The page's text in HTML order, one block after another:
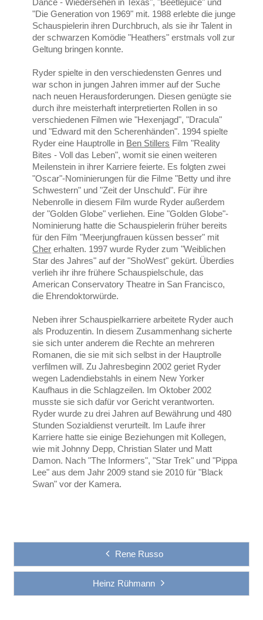
"Die Generation von 1969" mit. 1988 erlebte die junge
Schauspielerin ihren Durchbruch, als sie ihr Talent in
der schwarzen Komödie "Heathers" erstmals voll zur
Geltung bringen konnte.
Ryder spielte in den verschiedensten Genres und
war schon in jungen Jahren immer auf der Suche
nach neuen Herausforderungen. Diesen genügte sie
durch ihre meisterhaft interpretierten Rollen in so
verschiedenen Filmen wie "Hexenjagd", "Dracula"
und "Edward mit den Scherenhänden". 1994 spielte
Ryder eine Hauptrolle in Ben Stillers Film "Reality
Bites - Voll das Leben", womit sie einen weiteren
Meilenstein in ihrer Karriere feierte. Es folgten zwei
"Oscar"-Nominierungen für die Filme "Betty und ihre
Schwestern" und "Zeit der Unschuld". Für ihre
Nebenrolle in diesem Film wurde Ryder außerdem
der "Golden Globe" verliehen. Eine "Golden Globe"-
Nominierung hatte die Schauspielerin früher bereits
für den Film "Meerjungfrauen küssen besser" mit
Cher erhalten. 1997 wurde Ryder zum "Weiblichen
Star des Jahres" auf der "ShoWest" gekürt. Überdies
verlieh ihr ihre frühere Schauspielschule, das
American Conservatory Theatre in San Francisco,
die Ehrendoktorwürde.
Neben ihrer Schauspielkarriere arbeitete Ryder auch
als Produzentin. In diesem Zusammenhang sicherte
sie sich unter anderem die Rechte an mehreren
Romanen, die sie mit sich selbst in der Hauptrolle
verfilmen will. Zu Jahresbeginn 2002 geriet Ryder
wegen Ladendiebstahls in einem New Yorker
Kaufhaus in die Schlagzeilen. Im Oktober 2002
musste sie sich dafür vor Gericht verantworten.
Ryder wurde zu drei Jahren auf Bewährung und 480
Stunden Sozialdienst verurteilt. Im Laufe ihrer
Karriere hatte sie einige Beziehungen mit Kollegen,
wie mit Johnny Depp, Christian Slater und Matt
Damon. Nach "The Informers", "Star Trek" und "Pippa
Lee" aus dem Jahr 2009 stand sie 2010 für "Black
Swan" vor der Kamera.
Rene Russo
Heinz Rühmann